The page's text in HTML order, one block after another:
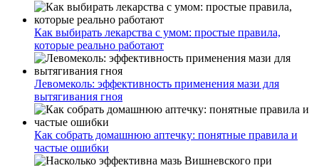
Как выбирать лекарства с умом: простые правила,
которые реально работают
Левомеколь: эффективность применения мази для
вытягивания гноя
Как собрать домашнюю аптечку: понятные правила и
частые ошибки